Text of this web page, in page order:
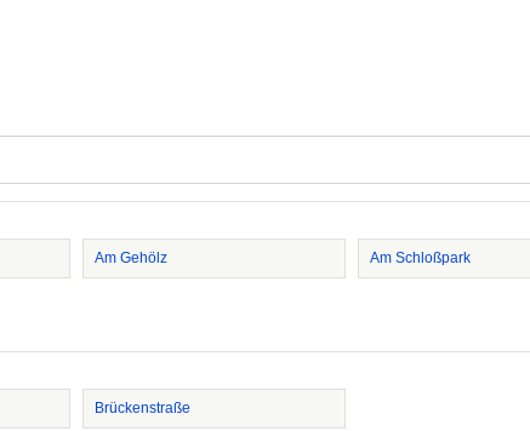
Am Gehölz Am Schloßpark
Brückenstraße